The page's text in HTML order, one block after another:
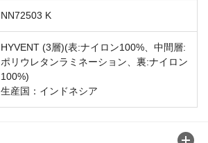
NN72503 K
HYVENT (3層)(表:ナイロン100%、中間層:
ポリウレタンラミネーション、裏:ナイロン
100%)
生産国：インドネシア